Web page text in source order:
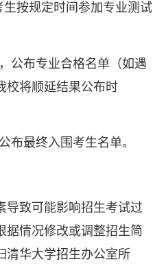
按规定时间参加专业测试
公布专业合格名单（如遇
校将顺延结果公布时
布最终入围考生名单。
导致可能影响招生考试过
据情况修改或调整招生简
清华大学招生办公室所